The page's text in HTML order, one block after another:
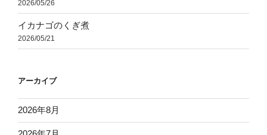
2026/05/26
イカナゴのくぎ煮
2026/05/21
アーカイブ
2026年8月